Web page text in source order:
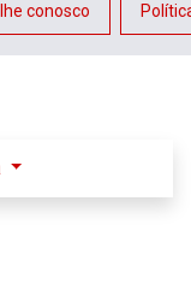
conosco